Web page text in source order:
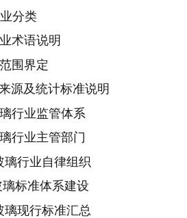
分类
术语说明
围界定
源及统计标准说明
行业监管体系
行业主管部门
璃行业自律组织
标准体系建设
璃现行标准汇总